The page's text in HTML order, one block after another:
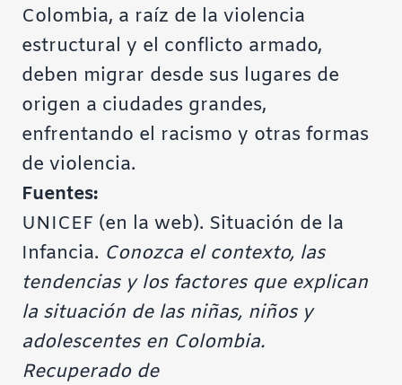
Colombia, a raíz de la violencia
estructural y el conflicto armado,
deben migrar desde sus lugares de
origen a ciudades grandes,
enfrentando el racismo y otras formas
de violencia.
Fuentes:
UNICEF (en la web). Situación de la
Infancia. Conozca el contexto, las
tendencias y los factores que explican
la situación de las niñas, niños y
adolescentes en Colombia.
Recuperado de